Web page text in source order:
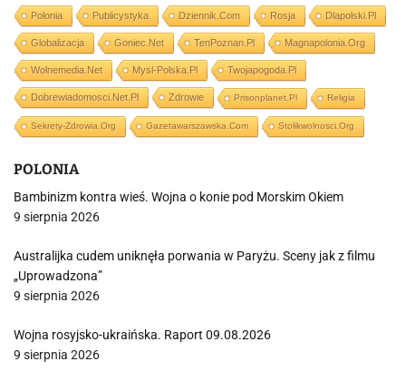
Polonia Publicystyka Dziennik.com Rosja Dlapolski.pl
Globalizacja Goniec.net TenPoznan.pl Magnapolonia.org
Wolnemedia.net Mysl-Polska.pl Twojapogoda.pl
Dobrewiadomosci.net.pl Zdrowie Prisonplanet.pl Religia
Sekrety-Zdrowia.org Gazetawarszawska.com Stolikwolnosci.org
POLONIA
Bambinizm kontra wieś. Wojna o konie pod Morskim Okiem
9 sierpnia 2026
Australijka cudem uniknęła porwania w Paryżu. Sceny jak z filmu
„Uprowadzona”
9 sierpnia 2026
Wojna rosyjsko-ukraińska. Raport 09.08.2026
9 sierpnia 2026